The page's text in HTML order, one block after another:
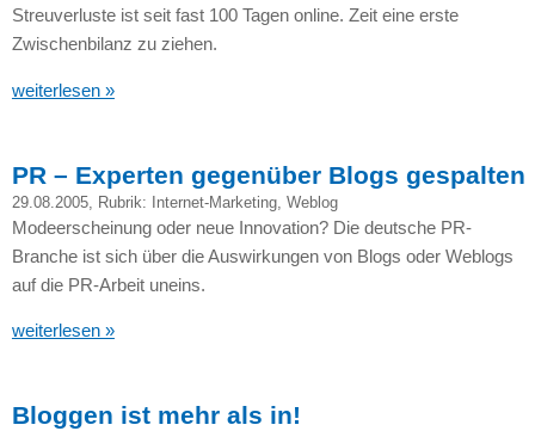
Streuverluste ist seit fast 100 Tagen online. Zeit eine erste
Zwischenbilanz zu ziehen.
weiterlesen »
PR – Experten gegenüber Blogs gespalten
29.08.2005, Rubrik: Internet-Marketing, Weblog
Modeerscheinung oder neue Innovation? Die deutsche PR-
Branche ist sich über die Auswirkungen von Blogs oder Weblogs
auf die PR-Arbeit uneins.
weiterlesen »
Bloggen ist mehr als in!